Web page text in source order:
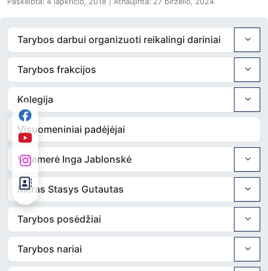
Tarybos darbui organizuoti reikalingi dariniai
Tarybos frakcijos
Kolegija
Visuomeniniai padėjėjai
Vicemerė Inga Jablonskė
Meras Stasys Gutautas
Tarybos posėdžiai
Tarybos nariai